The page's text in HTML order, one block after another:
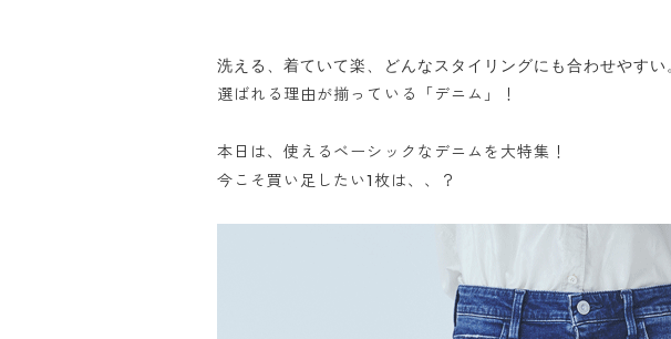
洗える、着ていて楽、どんなスタイリングにも合わせやすい
選ばれる理由が揃っている「デニム」！
本日は、使えるベーシックなデニムを大特集！
今こそ買い足したい1枚は、、？